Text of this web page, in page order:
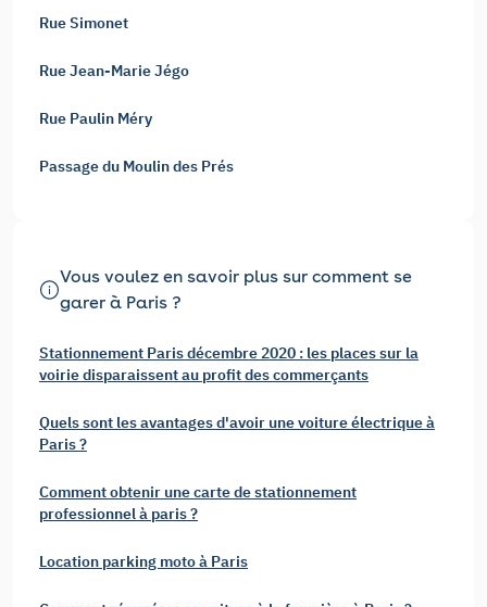
Rue Simonet
Rue Jean-Marie Jégo
Rue Paulin Méry
Passage du Moulin des Prés
Vous voulez en savoir plus sur comment se
garer à Paris ?
Stationnement Paris décembre 2020 : les places sur la
voirie disparaissent au profit des commerçants
Quels sont les avantages d'avoir une voiture électrique à
Paris ?
Comment obtenir une carte de stationnement
professionnel à paris ?
Location parking moto à Paris